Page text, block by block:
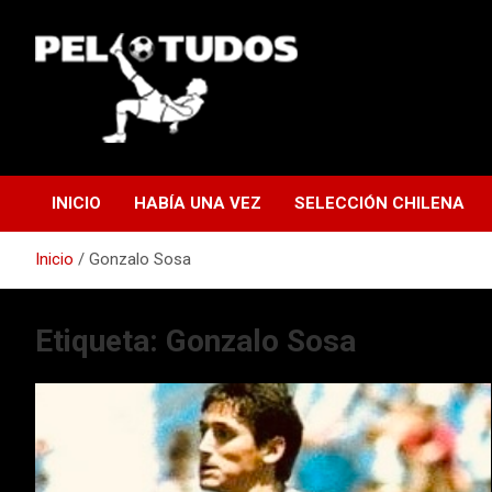
contenido
INICIO HABÍA UNA VEZ SELECCIÓN CHILENA
Inicio Gonzalo Sosa
Etiqueta: Gonzalo Sosa